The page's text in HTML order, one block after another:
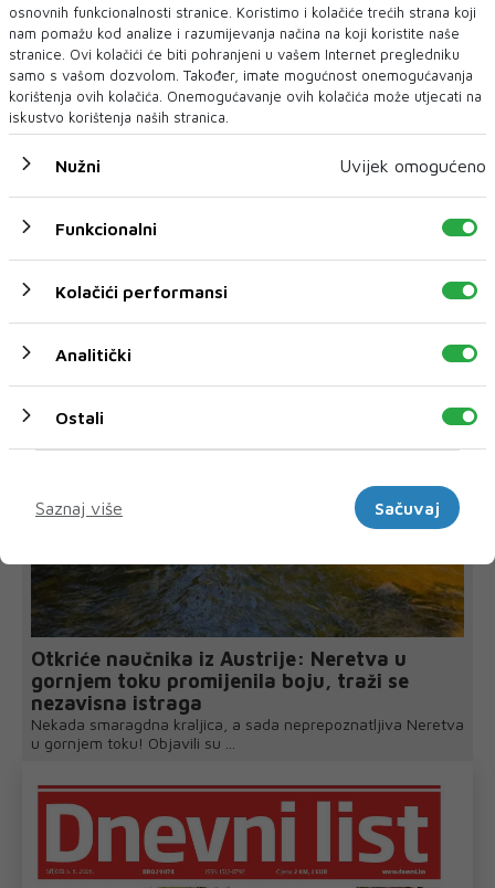
koristiti u financijskim transakcijama Fonda. SDR
košarica preispituje se svakih pet godina ili ranije ako je
opravdano da bi se osiguralo da košarica odražava
relativnu važnost valuta u svjetskim trgovinskim i
financijskim sustavima.
VM BiH
Otkriće naučnika iz Austrije: Neretva u
gornjem toku promijenila boju, traži se
nezavisna istraga
Nekada smaragdna kraljica, a sada neprepoznatljiva Neretva
u gornjem toku! Objavili su ...
osnovnih funkcionalnosti stranice. Koristimo i kolačiće trećih strana koji
nam pomažu kod analize i razumijevanja načina na koji koristite naše
stranice. Ovi kolačići će biti pohranjeni u vašem Internet pregledniku
samo s vašom dozvolom. Također, imate mogućnost onemogućavanja
korištenja ovih kolačića. Onemogućavanje ovih kolačića može utjecati na
iskustvo korištenja naših stranica.
Nužni Uvijek omogućeno
Funkcionalni
Kolačići performansi
Analitički
Ostali
Saznaj više
Sačuvaj